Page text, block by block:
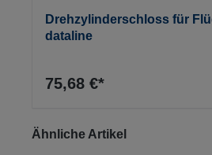
Drehzylinderschloss für
dataline
75,68 €*
Produktgalerie überspringen
Ähnliche Artikel